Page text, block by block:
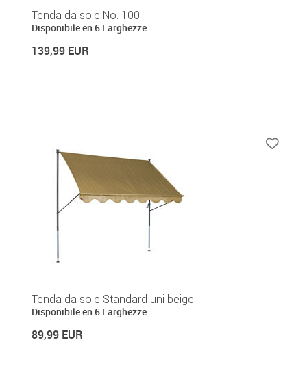
Tenda da sole No. 100
Disponibile en 6 Larghezze
139,99 EUR
Tenda da sole Standard uni beige
Disponibile en 6 Larghezze
89,99 EUR